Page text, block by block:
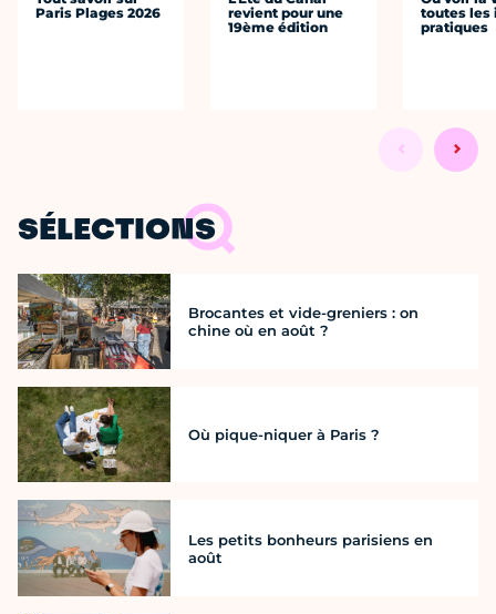
Paris Plages 2026
revient pour une
19ème édition
toutes les
pratiques
SÉLECTIONS
Brocantes et vide-greniers : on
chine où en août ?
Où pique-niquer à Paris ?
Les petits bonheurs parisiens en
août